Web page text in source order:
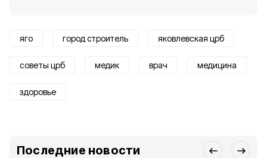
яго город строитель яковлевская црб
советы црб медик врач медицина
здоровье
Последние новости